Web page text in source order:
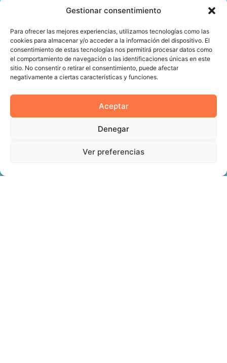
Gestionar consentimiento
Para ofrecer las mejores experiencias, utilizamos tecnologías como las
cookies para almacenar y/o acceder a la información del dispositivo. El
consentimiento de estas tecnologías nos permitirá procesar datos como
el comportamiento de navegación o las identificaciones únicas en este
sitio. No consentir o retirar el consentimiento, puede afectar
negativamente a ciertas características y funciones.
Aceptar
Denegar
Ver preferencias